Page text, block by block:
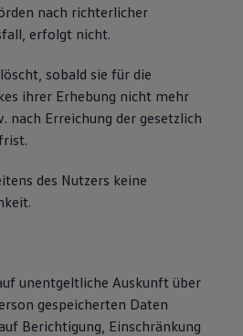
nach richterlicher
erfolgt nicht.
sobald sie für die
ihrer Erhebung nicht mehr
nach Erreichung der gesetzlich
des Nutzers keine
unentgeltliche Auskunft über
gespeicherten Daten
Berichtigung, Einschränkung